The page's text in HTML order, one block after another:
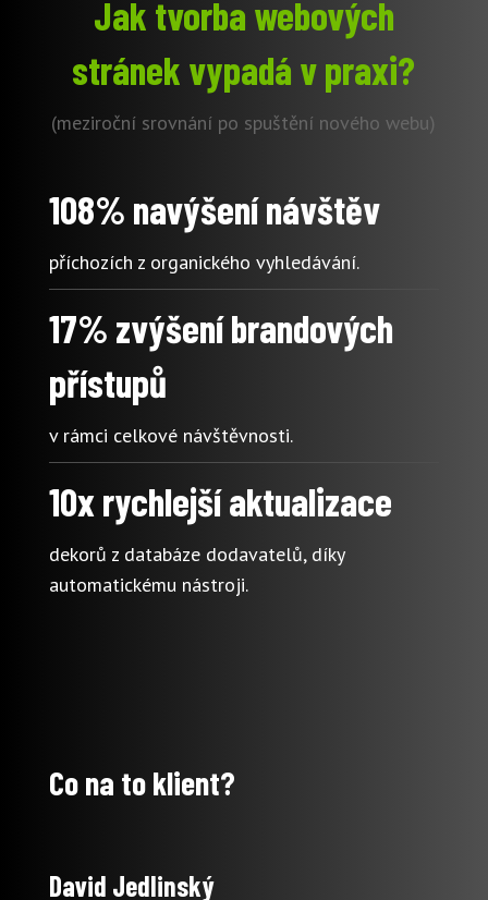
Jak tvorba webových
stránek vypadá v praxi?
(meziroční srovnání po spuštění nového webu)
108% navýšení návštěv
příchozích z organického vyhledávání.
17% zvýšení brandových
přístupů
v rámci celkové návštěvnosti.
10x rychlejší aktualizace
dekorů z databáze dodavatelů, díky
automatickému nástroji.
Co na to klient?
David Jedlinský